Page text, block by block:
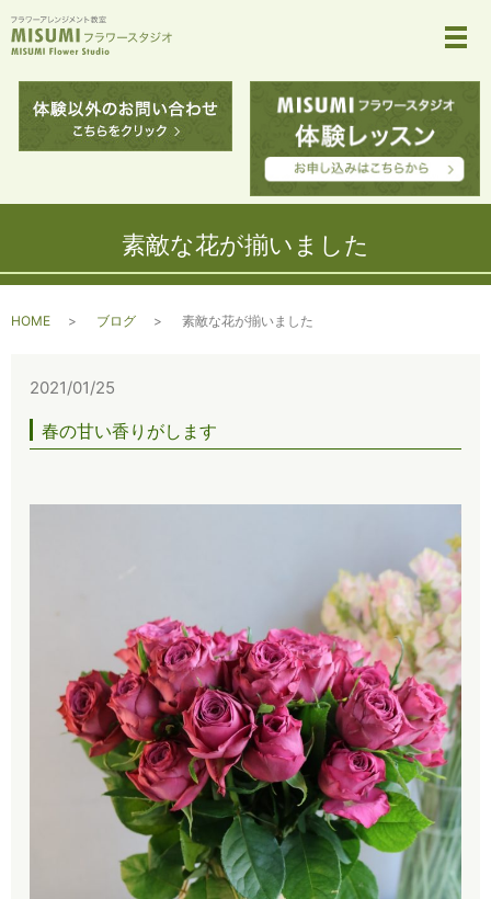
メ
素敵な花が揃いました
HOME ブログ 素敵な花が揃いました
2021/01/25
春の甘い香りがします